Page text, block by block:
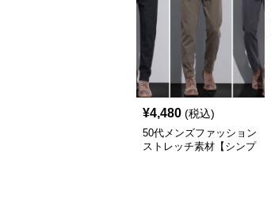
¥4,480 (税込)
50代メンズファッション
ストレッチ素材【シンプ